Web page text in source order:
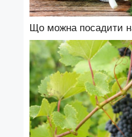
Що можна посадити